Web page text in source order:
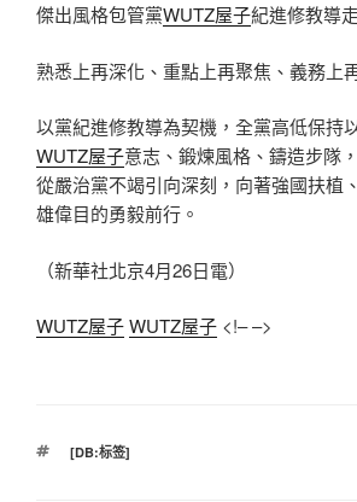
傑出風格包管黨WUTZ屋子紀進修教導
熟悉上再深化、重點上再聚焦、義務上
以黨紀進修教導為契機，全黨高低保持
WUTZ屋子意志、鍛煉風格、鑄造步隊，
從嚴治黨不竭引向深刻，向著強國扶植
雄偉目的勇毅前行。
（新華社北京4月26日電）
WUTZ屋子WUTZ屋子 <!– –>
標
[DB:标签]